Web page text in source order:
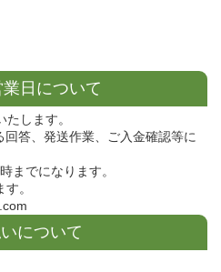
業日について
します。
答、発送作業、ご入金確認等に
までになります。
。
について